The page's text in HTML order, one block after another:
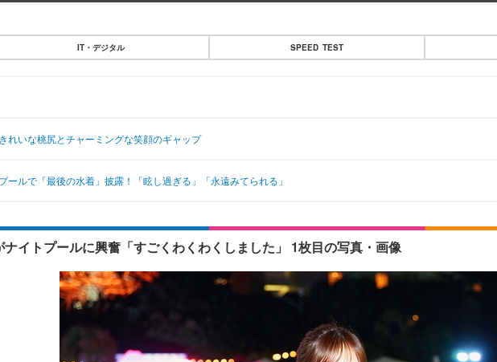
ショッピング
エンタメTOP
音楽
グラビア
ショッピング
ライフTOP
ペット
その他
IT・デジタル SPEED TEST
れいな桃尻とチャーミングな笑顔のギャップ
ルで「最後の水着」披露！「眩し過ぎる」「永遠みてられる」
イトプールに興奮「すごくわくわくしました」 1枚目の写真・画像